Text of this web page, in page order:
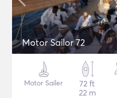
Motor Sailor 72
Motor Sailer
72 ft
22 m